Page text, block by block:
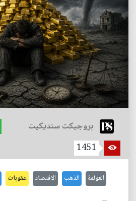
بروجيكت سنديكيت
1451
العولمة الذهب الاقتصاد عقوبات